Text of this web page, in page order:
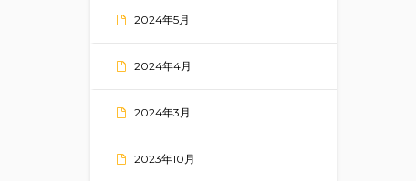
2024年5月
2024年4月
2024年3月
2023年10月